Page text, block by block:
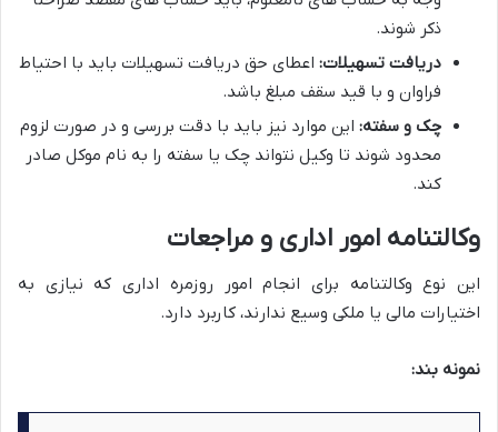
ذکر شوند.
دریافت تسهیلات: اعطای حق دریافت تسهیلات باید با احتیاط
فراوان و با قید سقف مبلغ باشد.
چک و سفته: این موارد نیز باید با دقت بررسی و در صورت لزوم
محدود شوند تا وکیل نتواند چک یا سفته را به نام موکل صادر
کند.
وکالتنامه امور اداری و مراجعات
این نوع وکالتنامه برای انجام امور روزمره اداری که نیازی به
اختیارات مالی یا ملکی وسیع ندارند، کاربرد دارد.
نمونه بند: